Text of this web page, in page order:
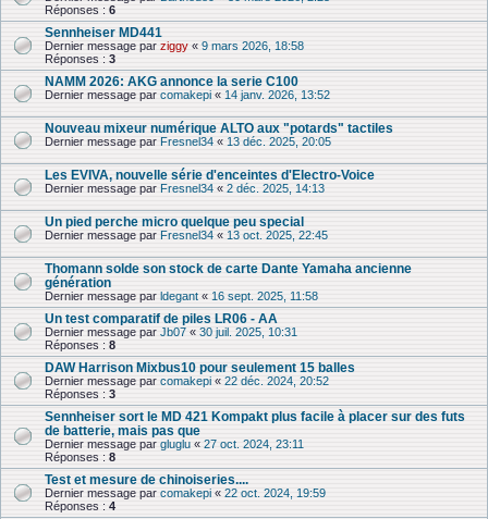
Réponses : 6
Sennheiser MD441
Dernier message par ziggy « 9 mars 2026, 18:58
Réponses : 3
NAMM 2026: AKG annonce la serie C100
Dernier message par comakepi « 14 janv. 2026, 13:52
Nouveau mixeur numérique ALTO aux "potards" tactiles
Dernier message par Fresnel34 « 13 déc. 2025, 20:05
Les EVIVA, nouvelle série d'enceintes d'Electro-Voice
Dernier message par Fresnel34 « 2 déc. 2025, 14:13
Un pied perche micro quelque peu special
Dernier message par Fresnel34 « 13 oct. 2025, 22:45
Thomann solde son stock de carte Dante Yamaha ancienne
génération
Dernier message par ldegant « 16 sept. 2025, 11:58
Un test comparatif de piles LR06 - AA
Dernier message par Jb07 « 30 juil. 2025, 10:31
Réponses : 8
DAW Harrison Mixbus10 pour seulement 15 balles
Dernier message par comakepi « 22 déc. 2024, 20:52
Réponses : 3
Sennheiser sort le MD 421 Kompakt plus facile à placer sur des futs
de batterie, mais pas que
Dernier message par gluglu « 27 oct. 2024, 23:11
Réponses : 8
Test et mesure de chinoiseries....
Dernier message par comakepi « 22 oct. 2024, 19:59
Réponses : 4